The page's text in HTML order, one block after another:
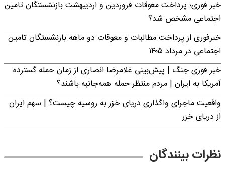
خبر فوری؛ پرداخت معوقات فروردین و اردیبهشت بازنشستگان تامین
اجتماعی مشخص شد؟
خبرفوری از پرداخت مطالبات و معوقات دو ماهه بازنشستگان تامین
اجتماعی در مرداد ۱۴۰۵
خبر فوری جنگ | پیش‌بینی غلامرضا انصاری از زمان حمله گسترده
آمریکا به ایران | مردم منتظر حمله همه‌جانبه باشند؟
واقعیت ماجرای واگذاری دریای خزر به روسیه چیست؟ | سهم ایران
از دریای خزر
نظرات بینندگان